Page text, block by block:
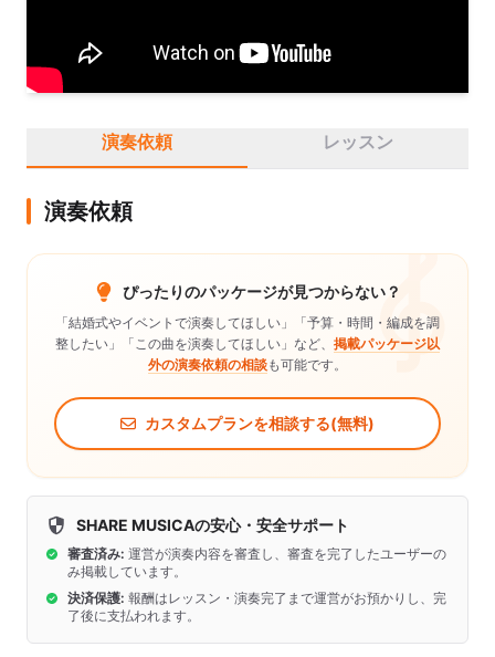
ピアノ弾き語りからバンドまで、様々なスタイルで対応可能。
また、ボイス＆ボーカル・ピアノの講師として、個性を生かし
演奏依頼 レッスン
演奏依頼
ぴったりのパッケージが見つからない？
「結婚式やイベントで演奏してほしい」「予算・時間・編成を調
整したい」「この曲を演奏してほしい」など、 掲載パッケージ以
外の演奏依頼の相談も可能です。
カスタムプランを相談する(無料)
SHARE MUSICAの安心・安全サポート
審査済み: 運営が演奏内容を審査し、審査を完了したユーザーの
み掲載しています。
決済保護: 報酬はレッスン・演奏完了まで運営がお預かりし、完
了後に支払われます。